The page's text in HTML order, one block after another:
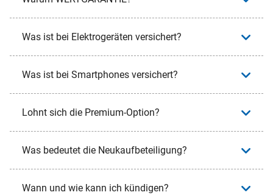
Was ist bei Elektrogeräten versichert?
Was ist bei Smartphones versichert?
Lohnt sich die Premium-Option?
Was bedeutet die Neukaufbeteiligung?
Wann und wie kann ich kündigen?